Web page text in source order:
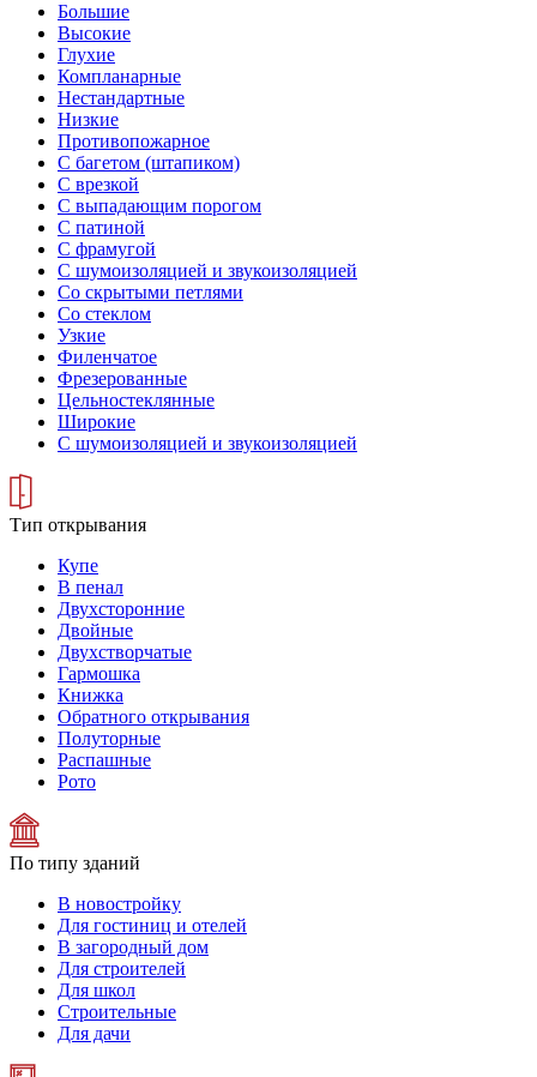
Большие
Высокие
Глухие
Компланарные
Нестандартные
Низкие
Противопожарное
С багетом (штапиком)
С врезкой
С выпадающим порогом
С патиной
С фрамугой
С шумоизоляцией и звукоизоляцией
Со скрытыми петлями
Со стеклом
Узкие
Филенчатое
Фрезерованные
Цельностеклянные
Широкие
С шумоизоляцией и звукоизоляцией
Тип открывания
Купе
В пенал
Двухсторонние
Двойные
Двухстворчатые
Гармошка
Книжка
Обратного открывания
Полуторные
Распашные
Рото
По типу зданий
В новостройку
Для гостиниц и отелей
В загородный дом
Для строителей
Для школ
Строительные
Для дачи